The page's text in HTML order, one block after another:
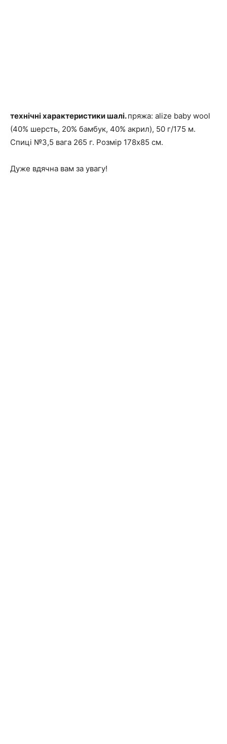
технічні характеристики шалі.пряжа: аlize baby wool
(40% шерсть, 20% бамбук, 40% акрил), 50 г/175 м.
Спиці №3,5 вага 265 г. Розмір 178х85 см.
Дуже вдячна вам за увагу!